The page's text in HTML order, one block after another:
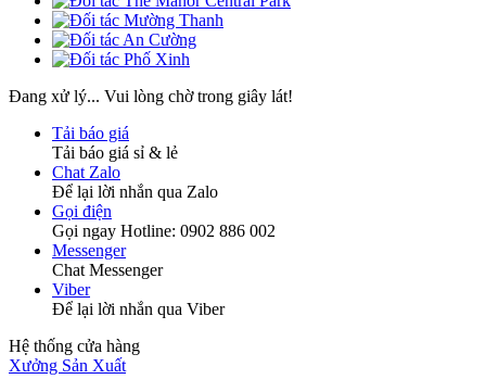
Đang xử lý... Vui lòng chờ trong giây lát!
Tải báo giá
Tải báo giá sỉ & lẻ
Chat Zalo
Để lại lời nhắn qua Zalo
Gọi điện
Gọi ngay Hotline: 0902 886 002
Messenger
Chat Messenger
Viber
Để lại lời nhắn qua Viber
Hệ thống cửa hàng
Xưởng Sản Xuất